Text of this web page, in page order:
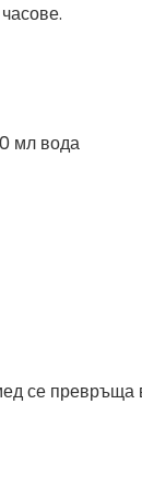
мл вода
се превръща